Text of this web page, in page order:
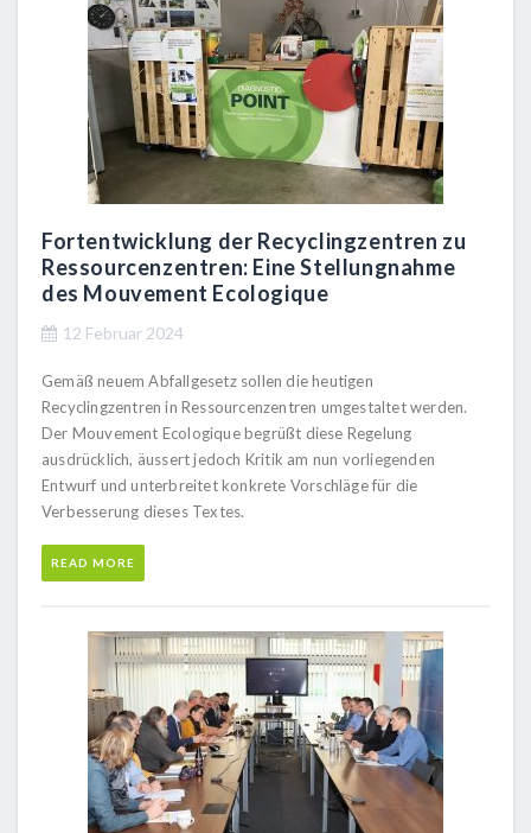
Fortentwicklung der Recyclingzentren zu
Ressourcenzentren: Eine Stellungnahme
des Mouvement Ecologique
12 Februar 2024
Gemäß neuem Abfallgesetz sollen die heutigen
Recyclingzentren in Ressourcenzentren umgestaltet werden.
Der Mouvement Ecologique begrüßt diese Regelung
ausdrücklich, äussert jedoch Kritik am nun vorliegenden
Entwurf und unterbreitet konkrete Vorschläge für die
Verbesserung dieses Textes.
READ MORE